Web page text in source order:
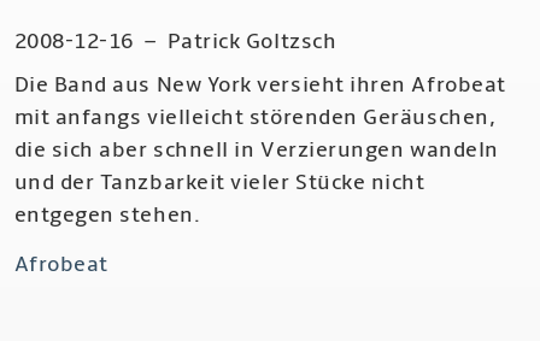
musik
notizen
2008-12-16 – Patrick Goltzsch
Die Band aus New York versieht ihren Afrobeat
mit anfangs vielleicht störenden Geräuschen,
die sich aber schnell in Verzierungen wandeln
und der Tanzbarkeit vieler Stücke nicht
entgegen stehen.
Afrobeat